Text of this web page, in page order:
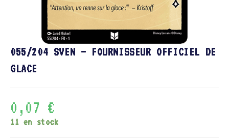
055/204 SVEN – FOURNISSEUR OFFICIEL DE
GLACE
0,07 €
11 en stock